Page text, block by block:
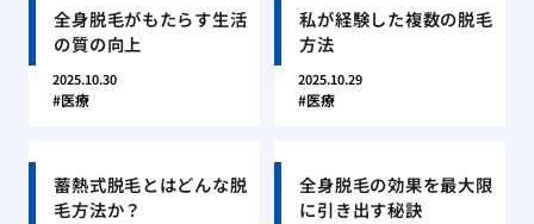
全身脱毛がもたらす生活
の質の向上
2025.10.30
医療
私が経験した複数の脱毛
方法
2025.10.29
医療
蓄熱式脱毛とはどんな脱
毛方法か？
全身脱毛の効果を最大限
に引き出す秘訣